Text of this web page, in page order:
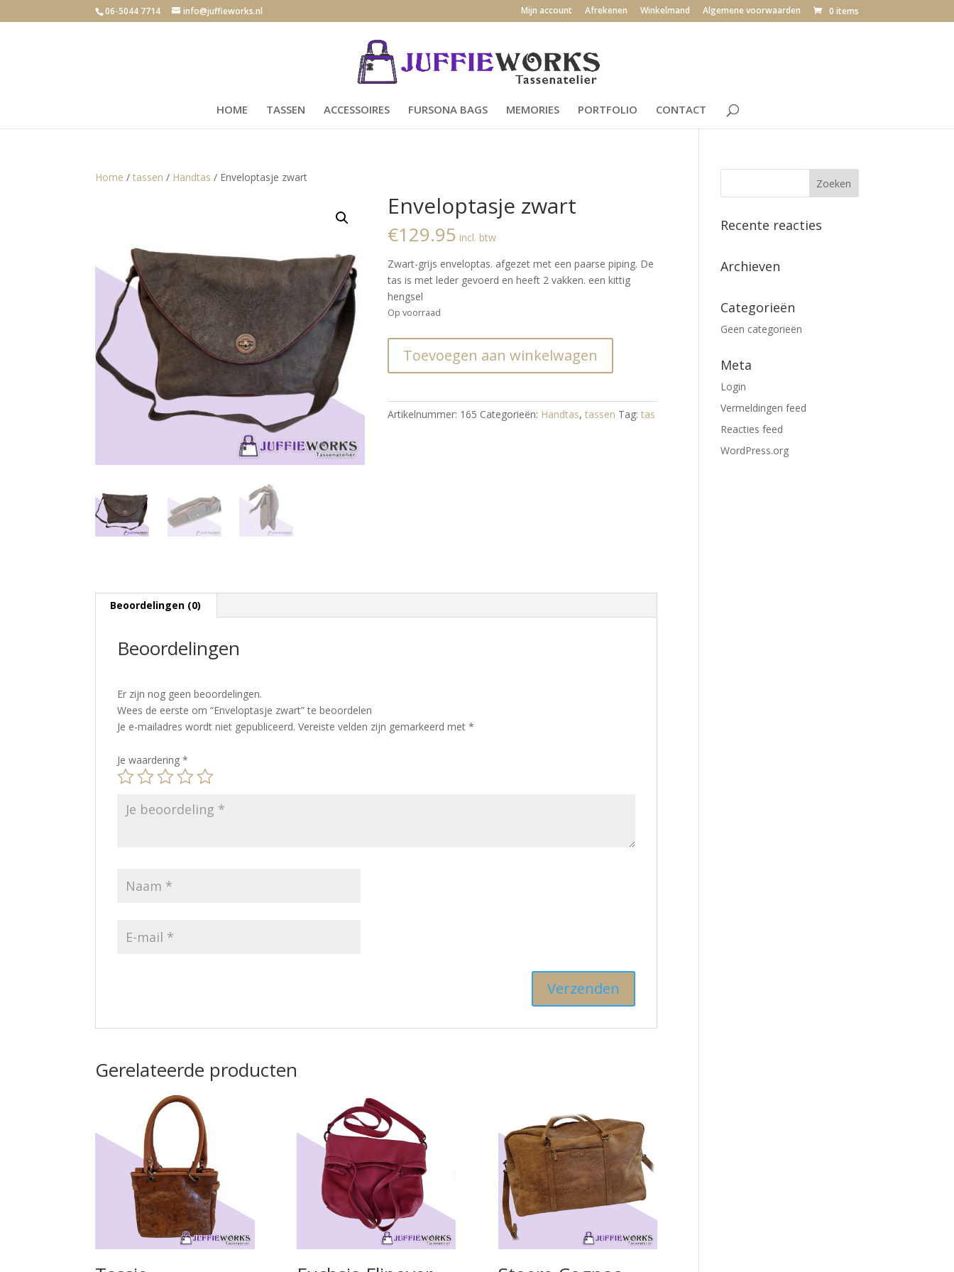
06-5044 7714 info@juffieworks.nl Mijn account Afrekenen Winkelmand Algemene voorwaarden 0 items
HOME TASSEN ACCESSOIRES FURSONA BAGS MEMORIES PORTFOLIO CONTACT
Home /tassen / Handtas / Enveloptasje zwart
Enveloptasje zwart
€129.95 incl. btw
Zwart-grijs enveloptas. afgezet met een paarse piping. De
tas is met leder gevoerd en heeft 2 vakken. een kittig
hengsel
Op voorraad
zwart
aantal
Toevoegen aan winkelwagen
Artikelnummer: 165 Categorieën: Handtas,tassen Tag:tas
Beoordelingen (0)
Beoordelingen
Er zijn nog geen beoordelingen.
Wees de eerste om “Enveloptasje zwart” te beoordelen
Je e-mailadres wordt niet gepubliceerd. Vereiste velden zijn gemarkeerd met*
Je waardering*
Gerelateerde producten
Recente reacties
Archieven
Categorieën
Geen categorieën
Meta
Login
Vermeldingen feed
Reacties feed
WordPress.org